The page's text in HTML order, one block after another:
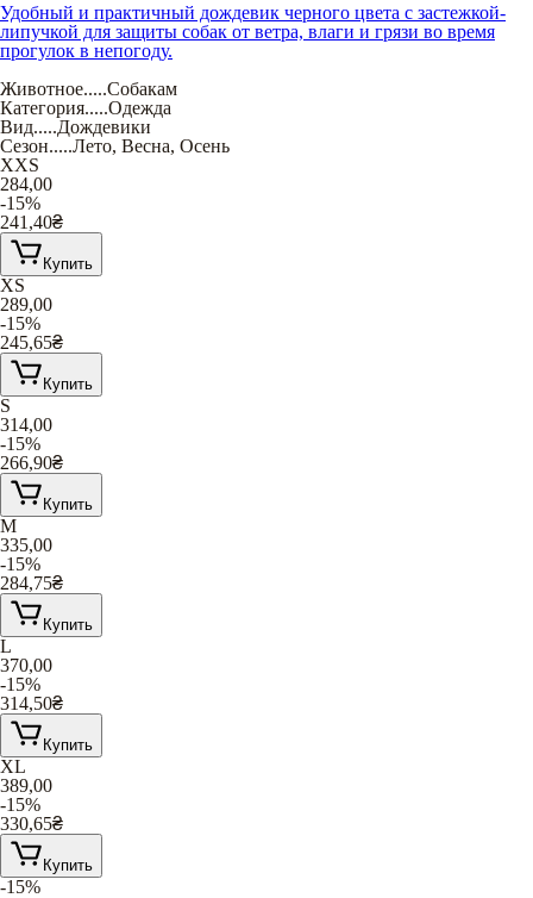
Удобный и практичный дождевик черного цвета с застежкой-
липучкой для защиты собак от ветра, влаги и грязи во время
прогулок в непогоду.
Животное.....Собакам
Категория.....Одежда
Вид.....Дождевики
Сезон.....Лето, Весна, Осень
XXS
284,00
-15%
241,40₴
Купить
XS
289,00
-15%
245,65₴
Купить
S
314,00
-15%
266,90₴
Купить
M
335,00
-15%
284,75₴
Купить
L
370,00
-15%
314,50₴
Купить
XL
389,00
-15%
330,65₴
Купить
-15%